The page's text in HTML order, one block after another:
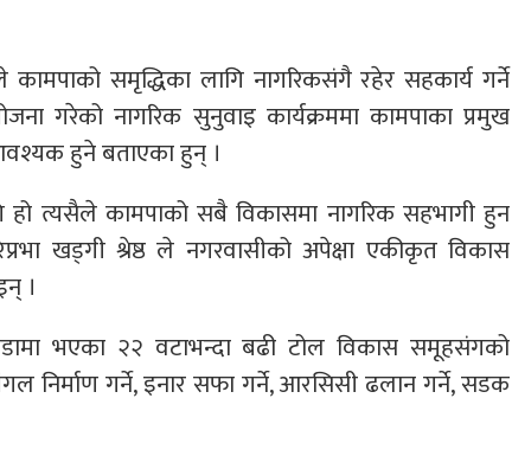
कामपाको समृद्धिका लागि नागरिकसंगै रहेर सहकार्य गर्ने
गरेको नागरिक सुनुवाइ कार्यक्रममा कामपाका प्रमुख
हुने बताएका हुन् ।
त्यसैले कामपाको सबै विकासमा नागरिक सहभागी हुन
खड्गी श्रेष्ठ ले नगरवासीको अपेक्षा एकीकृत विकास
।
भएका २२ वटाभन्दा बढी टोल विकास समूहसंगको
निर्माण गर्ने, इनार सफा गर्ने, आरसिसी ढलान गर्ने, सडक